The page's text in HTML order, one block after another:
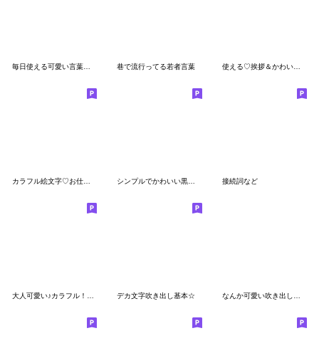
巷で流行ってる若者言葉 使える♡挨拶＆かわいい絵文字 ～日常編～
接続詞など
大人可愛い♪カラフル！文字多めの絵文字 デカ文字吹き出し基本☆ なんか可愛い吹き出し絵文字(+α)